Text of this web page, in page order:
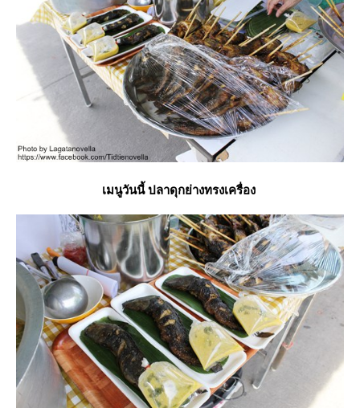
เมนูวันนี้ ปลาดุกย่างทรงเครื่อง